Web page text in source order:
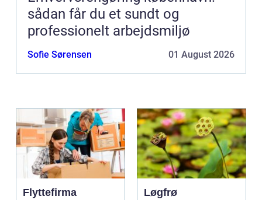
sådan får du et sundt og
professionelt arbejdsmiljø
Sofie Sørensen 01 August 2026
Flyttefirma
Løgfrø